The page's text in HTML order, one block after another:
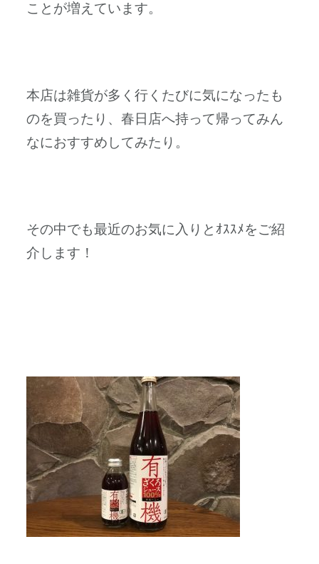
ことが増えています。
本店は雑貨が多く行くたびに気になったも
のを買ったり、春日店へ持って帰ってみん
なにおすすめしてみたり。
その中でも最近のお気に入りとｵｽｽﾒをご紹
介します！